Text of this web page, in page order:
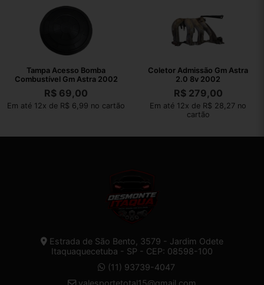
Tampa Acesso Bomba
Combustível Gm Astra 2002
R$ 69,00
Em até 12x de R$ 6,99 no cartão
Coletor Admissão Gm Astra
2.0 8v 2002
R$279,00
Em até 12x de R$ 28,27 no
cartão
Estrada de São Bento, 3579 - Jardim Odete
Itaquaquecetuba - SP - CEP: 08598-100
(11) 93739-4047